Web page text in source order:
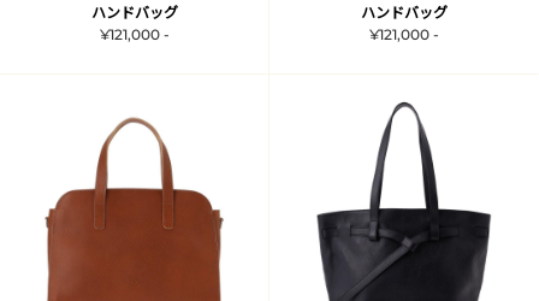
ハンドバッグ
¥121,000 -
ハンドバッグ
¥121,000 -